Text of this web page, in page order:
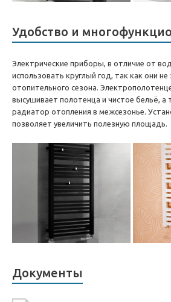
Удобство и
Электрические приборы, в отличие от
использовать круглый год, так как они не
отопительного сезона.
высушивает полотенца и чистое бельё, а
радиатор отопления в межсезонье.
позволяет увеличить полезную площадь.
Документы